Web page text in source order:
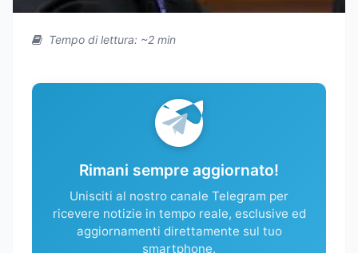
Tempo di lettura: ~2 min
Rimani sempre aggiornato!
Unisciti al nostro canale Telegram per
ricevere notizie in tempo reale, esclusive ed
aggiornamenti direttamente sul tuo
smartphone.